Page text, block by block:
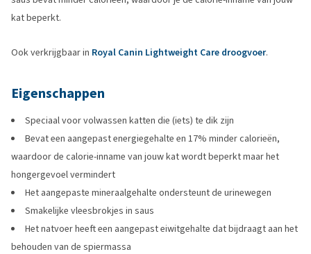
kat beperkt.
Ook verkrijgbaar in Royal Canin Lightweight Care droogvoer.
Eigenschappen
Speciaal voor volwassen katten die (iets) te dik zijn
Bevat een aangepast energiegehalte en 17% minder calorieën,
waardoor de calorie-inname van jouw kat wordt beperkt maar het
hongergevoel vermindert
Het aangepaste mineraalgehalte ondersteunt de urinewegen
Smakelijke vleesbrokjes in saus
Het natvoer heeft een aangepast eiwitgehalte dat bijdraagt aan het
behouden van de spiermassa